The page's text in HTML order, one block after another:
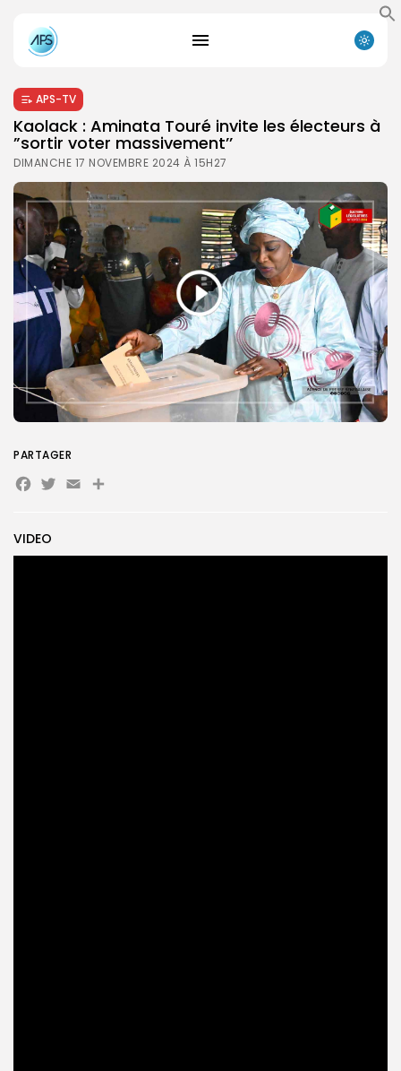
Search
APS-TV
Kaolack : Aminata Touré invite les électeurs à
”sortir voter massivement’’
DIMANCHE 17 NOVEMBRE 2024 À 15H27
VIDEO
PARTAGER
Facebook
Twitter
EmailPartager